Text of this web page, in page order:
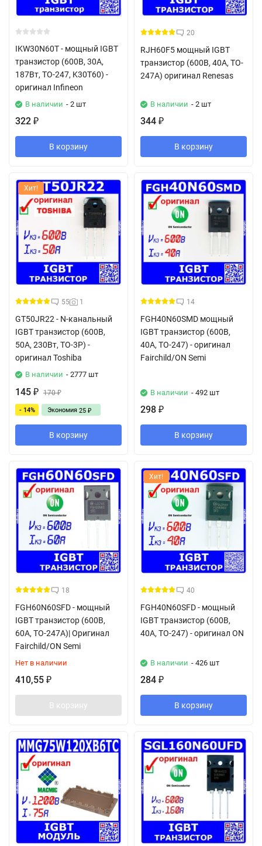
IKW30N60T - мощный IGBT
транзистор (600В, 30А,
187Вт, TO-247, K30T60) -
оригинал Infineon
В наличии - 2 шт
322 ₽
В корзину
20
RJH60F5 мощный IGBT
транзистор (600В, 40А, TO-
247A) оригинал Renesas
В наличии - 2 шт
344 ₽
В корзину
Хит!
55 1
GT50JR22 - N-канальный
IGBT транзистор (600В,
50А, 230Вт, TO-3P) -
оригинал Toshiba
В наличии - 2777 шт
145 ₽ 170₽
- 14% Экономия 25 ₽
В корзину
14
FGH40N60SMD мощный
IGBT транзистор (600В,
40A, ТО-247) - оригинал
Fairchild/ON Semi
В наличии - 492 шт
298 ₽
В корзину
18
FGH60N60SFD - мощный
IGBT транзистор (600В,
60А, TO-247A)| Оригинал
Fairchild/ON Semi
Нет в наличии
410,55 ₽
В корзину
Хит!
40
FGH40N60SFD - мощный
IGBT транзистор (600В,
40А, TO-247) - оригинал ON
В наличии - 426 шт
284 ₽
В корзину